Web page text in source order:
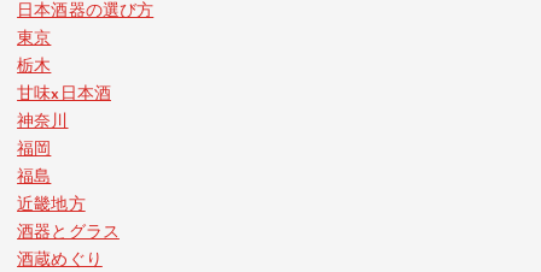
日本酒器の選び方
東京
栃木
甘味x日本酒
神奈川
福岡
福島
近畿地方
酒器とグラス
酒蔵めぐり